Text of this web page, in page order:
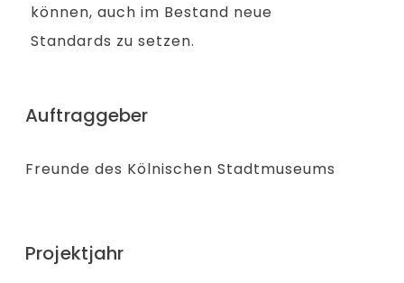
können, auch im Bestand neue
Standards zu setzen.
Auftraggeber
Freunde des Kölnischen Stadtmuseums
Projektjahr